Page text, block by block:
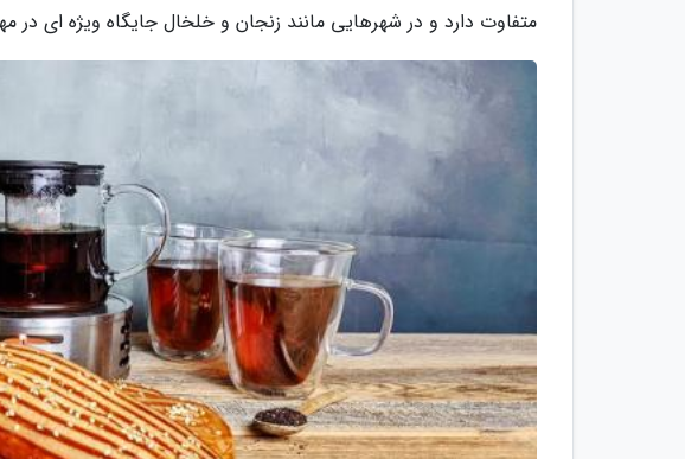
متفاوت دارد و در شهرهایی مانند زنجان و خلخال جایگاه ویژه ای در